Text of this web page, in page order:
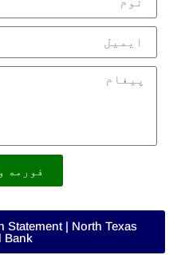
فورمه
Statement | North Texas
Bank